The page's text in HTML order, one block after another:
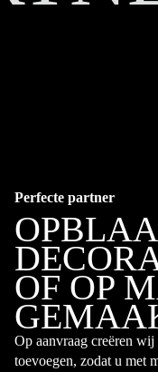
Perfecte partner
OF OP
Op aanvraag creëren
toevoegen, zodat u met